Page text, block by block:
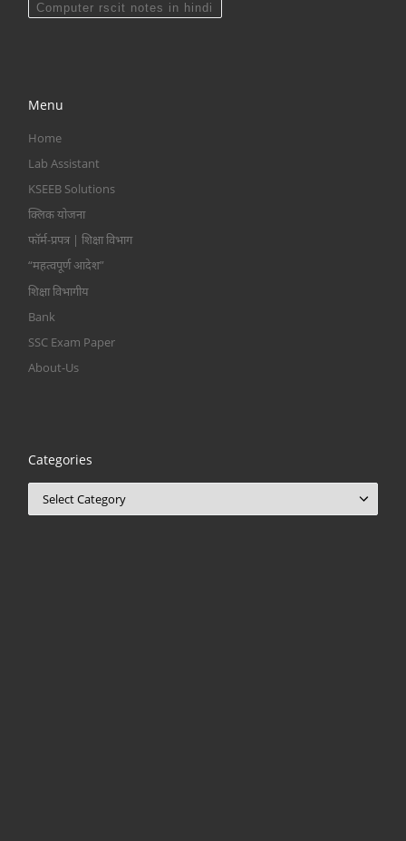
Computer rscit notes in hindi
Menu
Home
Lab Assistant
KSEEB Solutions
क्लिक योजना
फॉर्म-प्रपत्र | शिक्षा विभाग
“महत्वपूर्ण आदेश”
शिक्षा विभागीय
Bank
SSC Exam Paper
About-Us
Categories